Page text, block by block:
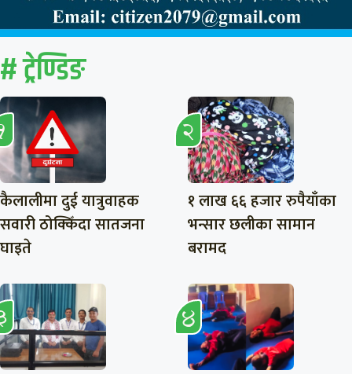
# ट्रेण्डिङ
कैलालीमा दुई यात्रुवाहक
सवारी ठोक्किँदा सातजना
घाइते
१ लाख ६६ हजार रुपैयाँका
भन्सार छलीका सामान
बरामद